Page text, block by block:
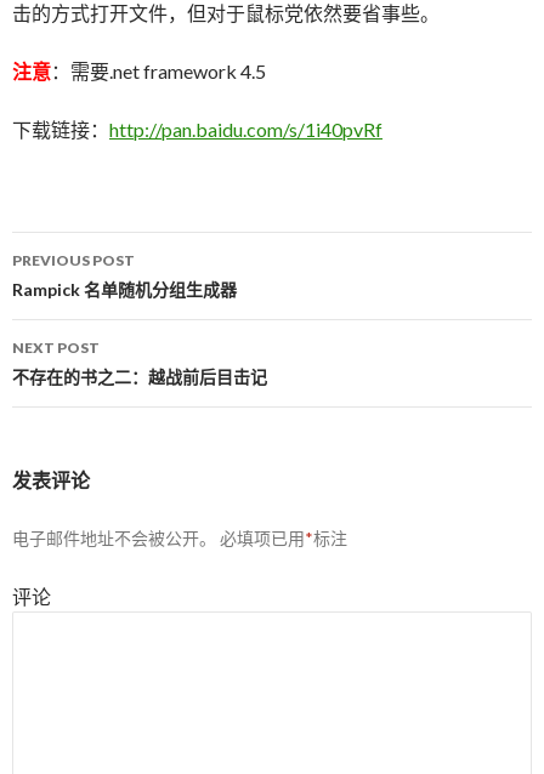
击的方式打开文件，但对于鼠标党依然要省事些。
注意：需要.net framework 4.5
下载链接： http://pan.baidu.com/s/1i40pvRf
Post navigation
PREVIOUS POST
Rampick 名单随机分组生成器
NEXT POST
不存在的书之二：越战前后目击记
发表评论
电子邮件地址不会被公开。 必填项已用*标注
评论